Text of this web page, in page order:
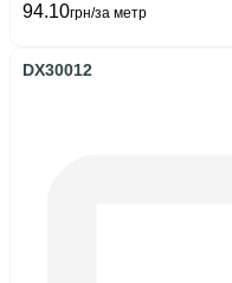
94.10грн/за метр
DX30012